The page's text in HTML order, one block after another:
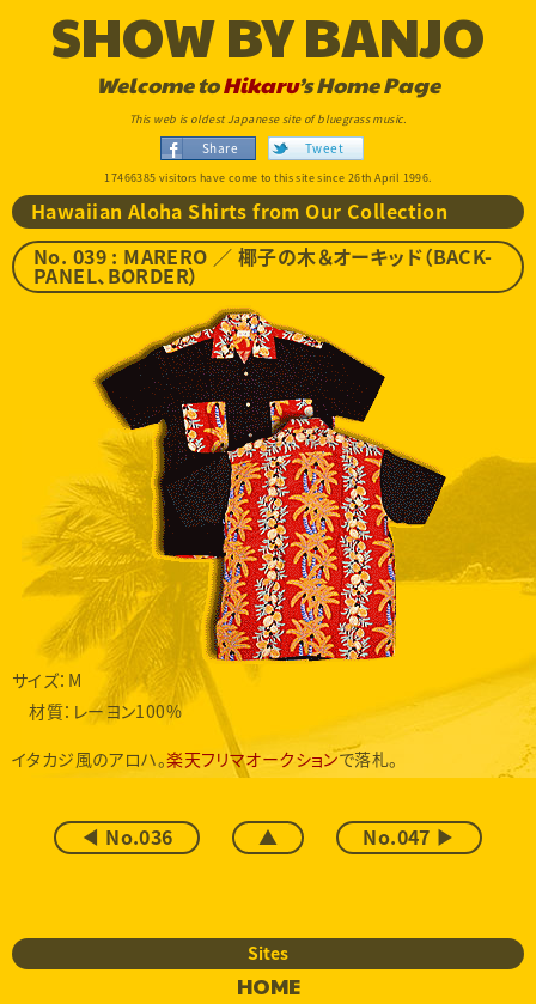
SHOW BY BANJO
Welcome toHikaru’s Home Page
This web is oldest Japanese site of bluegrass music.
Share Tweet
17466385 visitors have come to this site since 26th April 1996.
Hawaiian Aloha Shirts from Our Collection
No. 039 : MARERO ／ 椰子の木＆オーキッド（BACK-
PANEL、BORDER）
サイズ：M
材質：レーヨン100%
イタカジ風のアロハ。楽天フリマオークションで落札。
◀ No.036 ▲ No.047 ▶
Sites
HOME